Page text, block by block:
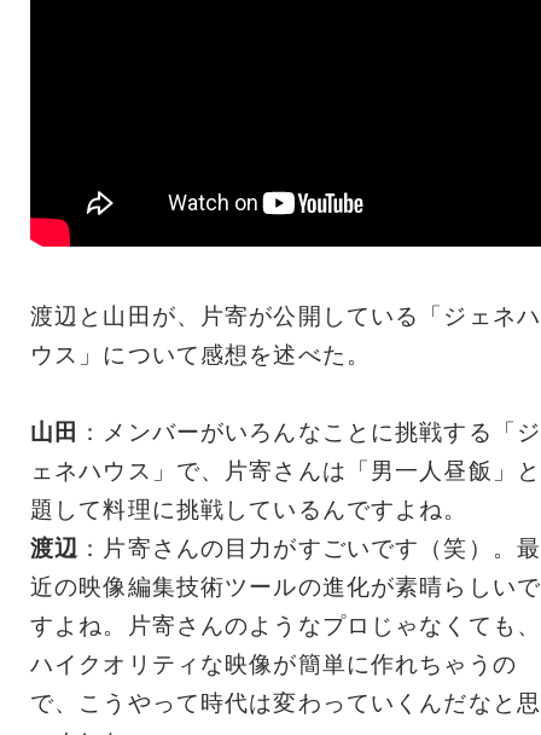
渡辺と山田が、片寄が公開している「ジェネハ
ウス」について感想を述べた。
山田
：メンバーがいろんなことに挑戦する「ジ
ェネハウス」で、片寄さんは「男一人昼飯」と
題して料理に挑戦しているんですよね。
渡辺 ：片寄さんの目力がすごいです（笑）。最
近の映像編集技術ツールの進化が素晴らしいで
すよね。片寄さんのようなプロじゃなくても、
ハイクオリティな映像が簡単に作れちゃうの
で、こうやって時代は変わっていくんだなと思